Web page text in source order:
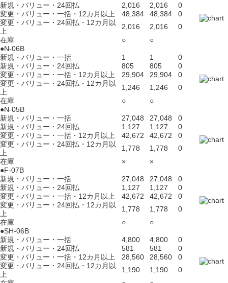
新規・バリュー・24回払
2,016 2,016
0
変更・バリュー・一括・12カ月以上
48,384 48,384
0
変更・バリュー・24回払・12カ月以
上
2,016 2,016
0
在庫
○
○
●N-06B
新規・バリュー・一括
1 1
0
新規・バリュー・24回払
805 805
0
変更・バリュー・一括・12カ月以上
29,904 29,904
0
変更・バリュー・24回払・12カ月以
上
1,246 1,246
0
在庫
○
○
●N-05B
新規・バリュー・一括
27,048 27,048
0
新規・バリュー・24回払
1,127 1,127
0
変更・バリュー・一括・12カ月以上
42,672 42,672
0
変更・バリュー・24回払・12カ月以
上
1,778 1,778
0
在庫
×
×
●F-07B
新規・バリュー・一括
27,048 27,048
0
新規・バリュー・24回払
1,127 1,127
0
変更・バリュー・一括・12カ月以上
42,672 42,672
0
変更・バリュー・24回払・12カ月以
上
1,778 1,778
0
在庫
○
○
●SH-06B
新規・バリュー・一括
4,800 4,800
0
新規・バリュー・24回払
581 581
0
変更・バリュー・一括・12カ月以上
28,560 28,560
0
変更・バリュー・24回払・12カ月以
上
1,190 1,190
0